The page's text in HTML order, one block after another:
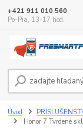
+421 911 010 560
Po-Pia, 13-17 hod.
Úvod
Honor 7 Tvrdené